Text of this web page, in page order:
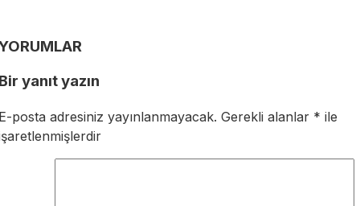
yanıt yazın
posta adresiniz yayınlanmayacak. Gerekli alanlar * ile